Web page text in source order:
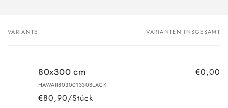
Dein
VARIANTE VARIANTEN INSGESAMT
80x300 cm
HAWAII803001330BLACK
€80,90/Stück
€0,00